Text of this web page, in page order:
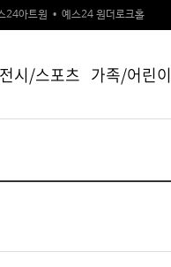
24아트원 예스24 원더로크홀
전시/스포츠 가족/어린이